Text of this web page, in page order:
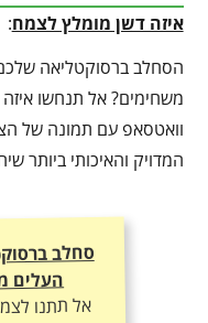
איזה דשן מומלץ לצמח:
הסחלב ברסוקטליאה
משחימים? אל תנחשו
וואטסאפ עם תמונה של
המדויק והאיכותי ביותר
סחלב
העלים
אל תתנו
ליהנות
ועלוקה